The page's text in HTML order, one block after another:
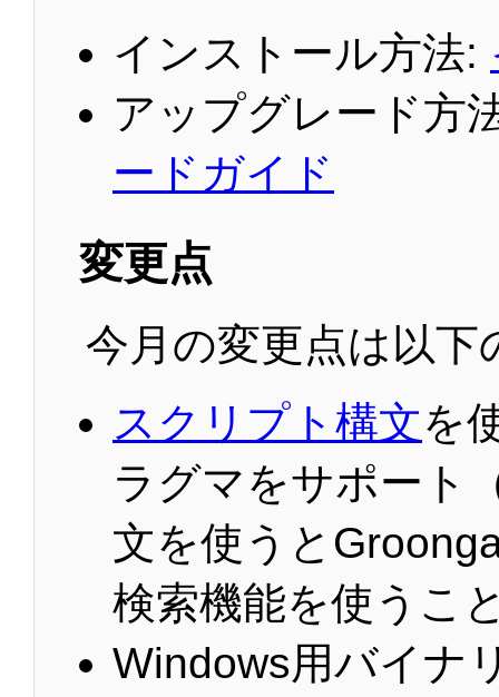
インストール方法:
アップグレード方
ードガイド
変更点
今月の変更点は以下
スクリプト構文を
ラグマをサポート
文を使うと
検索機能を使うこ
Windows用バイナ